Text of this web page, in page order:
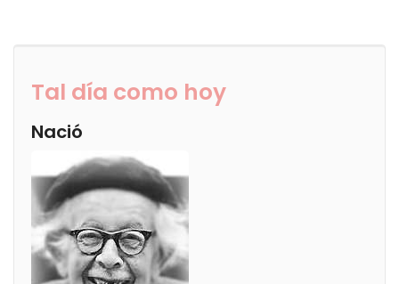
Tal día como hoy
Nació